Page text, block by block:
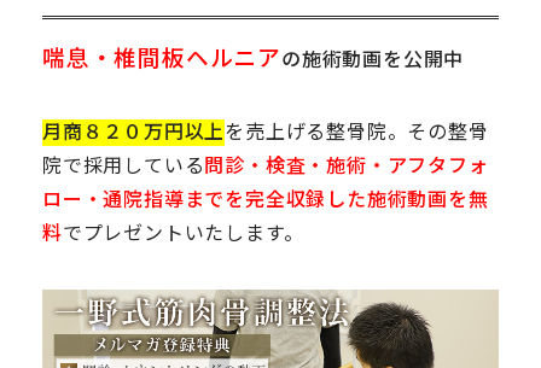
喘息・椎間板ヘルニアの施術動画を公開中
月商８２０万円以上を売上げる整骨院。その整骨
院で採用している 問診・検査・施術・アフタフォ
ロー・通院指導までを完全収録した施術動画を無
料でプレゼントいたします。